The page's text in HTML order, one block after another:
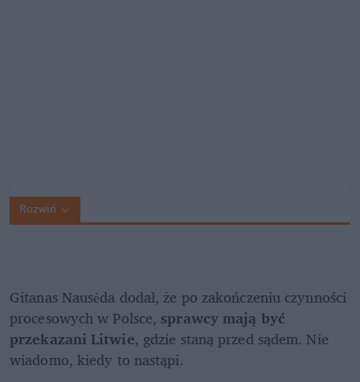
Rozwiń
Gitanas Nausėda dodał, że po zakończeniu czynności
procesowych w Polsce, sprawcy mają być
przekazani Litwie, gdzie staną przed sądem. Nie
wiadomo, kiedy to nastąpi.